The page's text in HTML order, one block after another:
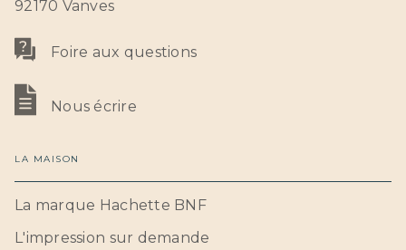
92170 Vanves
Foire aux questions
Nous écrire
LA MAISON
La marque Hachette BNF
L'impression sur demande